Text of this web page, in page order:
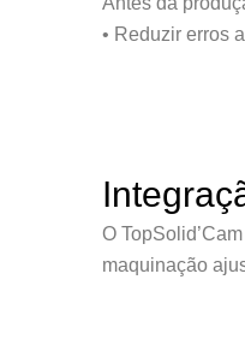
• Reduzir erros
O
maquinação